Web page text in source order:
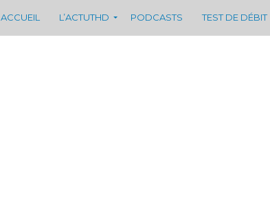
ACCUEIL L’ACTUTHD PODCASTS TEST DE DÉBIT